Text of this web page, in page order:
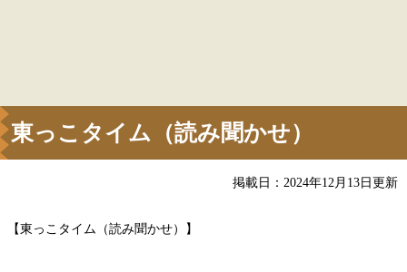
東っこタイム（読み聞かせ）
掲載日：2024年12月13日更新
【東っこタイム（読み聞かせ）】